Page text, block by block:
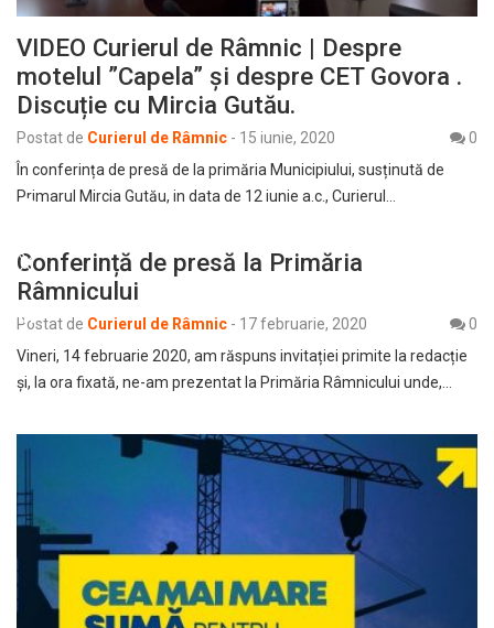
VIDEO Curierul de Râmnic | Despre
motelul ”Capela” și despre CET Govora .
Discuție cu Mircia Gutău.
Postat de Curierul de Râmnic - 15 iunie, 2020
0
În conferința de presă de la primăria Municipiului, susținută de
Primarul Mircia Gutău, in data de 12 iunie a.c., Curierul…
Conferință de presă la Primăria
Râmnicului
Postat de Curierul de Râmnic - 17 februarie, 2020
0
Vineri, 14 februarie 2020, am răspuns invitației primite la redacție
și, la ora fixată, ne-am prezentat la Primăria Râmnicului unde,…